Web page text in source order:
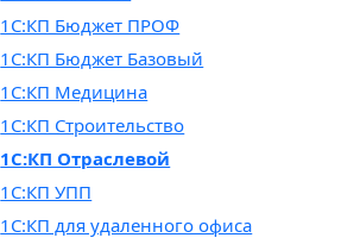
1С:КП Бюджет ПРОФ
1С:КП Бюджет Базовый
1С:КП Медицина
1С:КП Строительство
1С:КП Отраслевой
1С:КП УПП
1С:КП для удаленного офиса